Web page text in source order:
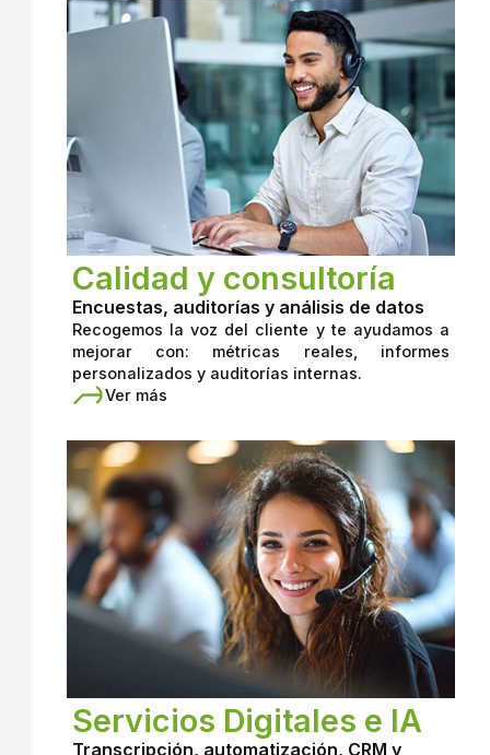
Calidad y consultoría
Encuestas, auditorías y análisis de datos
Recogemos la voz del cliente y te ayudamos a
mejorar con: métricas reales, informes
personalizados y auditorías internas.
Ver más
Servicios Digitales e IA
Transcripción, automatización, CRM y